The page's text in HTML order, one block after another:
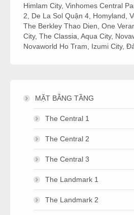
Himlam City, Vinhomes Central
2
De La Sol Quận 4 Homyland
The Berkley Thao Dien One
City, The Classia Aqua City,
Novaworld Ho Tram
Izumi City,
MẶT BẰNG TẦNG
The Central 1
The Central 2
The Central 3
The Landmark 1
The Landmark 2